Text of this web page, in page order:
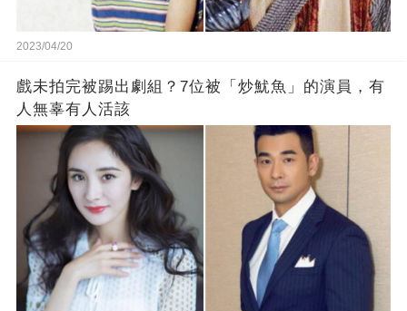
2023/04/20
戲未拍完被踢出劇組？7位被「炒魷魚」的演員，有
人無辜有人活該